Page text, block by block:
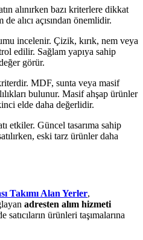
alınırken bazı kriterlere dikkat
alıcı açısından önemlidir.
incelenir. Çizik, kırık, nem veya
edilir. Sağlam yapıya sahip
görür.
MDF, sunta veya masif
bulunur. Masif ahşap ürünler
elde daha değerlidir.
etkiler. Güncel tasarıma sahip
eski tarz ürünler daha
Takımı Alan Yerler,
adresten alım hizmeti
ürünleri taşımalarına